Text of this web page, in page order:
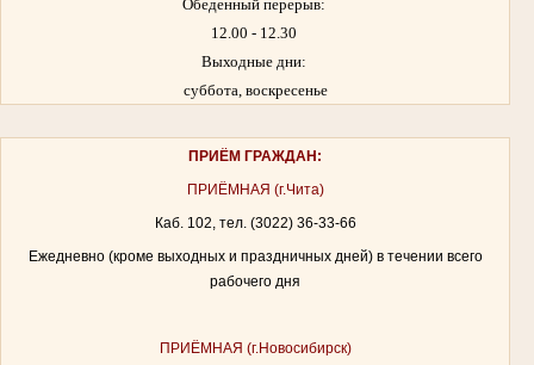
Обеденный перерыв:
12.00 - 12.30
Выходные дни:
суббота, воскресенье
ПРИЁМ ГРАЖДАН:
ПРИЁМНАЯ (г.Чита)
Каб. 102, тел. (3022) 36-33-66
Ежедневно (кроме выходных и праздничных дней) в течении всего
рабочего дня
ПРИЁМНАЯ (г.Новосибирск)